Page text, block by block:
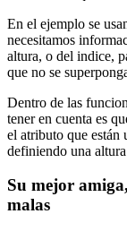
En el ejemplo se
necesitamos
altura, o del indice,
que no se
Dentro de las
tener en cuenta es
el atributo que están
definiendo una
Su mejor
malas